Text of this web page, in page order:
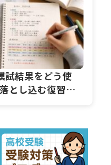
試結果をどう使
とし込む復習ス